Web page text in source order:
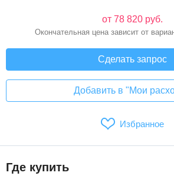
от 78 820 руб.
Окончательная цена зависит от
Сделать запрос
Добавить в "Мои
Избранное
Где купить